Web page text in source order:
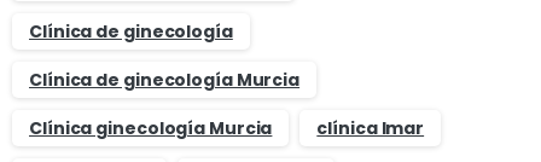
Clínica de ginecología
Clínica de ginecología Murcia
Clínica ginecología Murcia
clínica Imar